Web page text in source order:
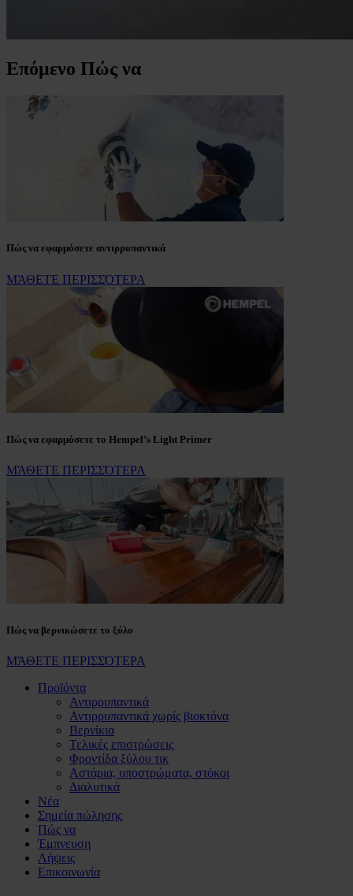
Επόμενο Πώς να
Πώς να εφαρμόσετε αντιρρυπαντικά
ΜΆΘΕΤΕ ΠΕΡΙΣΣΌΤΕΡΑ
Πώς να εφαρμόσετε το Hempel’s Light Primer
ΜΆΘΕΤΕ ΠΕΡΙΣΣΌΤΕΡΑ
Πώς να βερνικώσετε το ξύλο
ΜΆΘΕΤΕ ΠΕΡΙΣΣΌΤΕΡΑ
Προϊόντα
Αντιρρυπαντικά
Αντιρρυπαντικά χωρίς βιοκτόνα
Βερνίκια
Τελικές επιστρώσεις
Φροντίδα ξύλου τικ
Αστάρια, υποστρώματα, στόκοι
Διαλυτικά
Νέα
Σημεία πώλησης
Πώς να
Έμπνευση
Λήψεις
Επικοινωνία